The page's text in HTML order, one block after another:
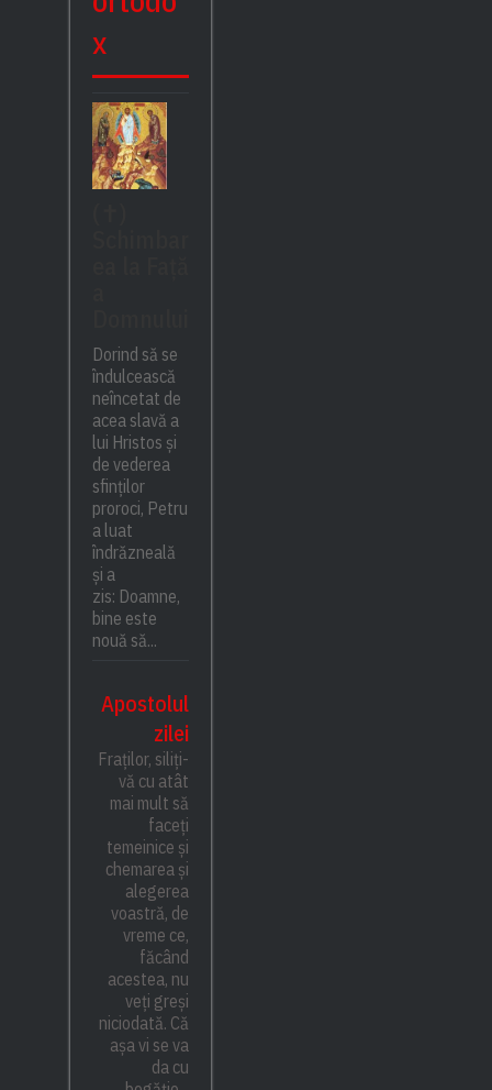
x
Dorind să se
îndulcească
neîncetat de
acea slavă a
lui Hristos și
de vederea
sfinților
proroci, Petru
a luat
îndrăzneală
și a
zis: Doamne,
bine este
nouă să...
Apostolul
zilei
Fraților, siliți-
vă cu atât
mai mult să
faceți
temeinice și
chemarea și
alegerea
voastră, de
vreme ce,
făcând
acestea, nu
veți greși
niciodată. Că
așa vi se va
da cu